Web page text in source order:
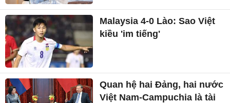
Malaysia 4-0 Lào: Sao Việt
kiều 'im tiếng'
Quan hệ hai Đảng, hai nước
Việt Nam-Campuchia là tài